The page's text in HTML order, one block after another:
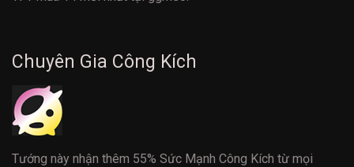
Chuyên Gia Công Kích
Tướng này nhận thêm 55% Sức Mạnh Công Kích từ mọi